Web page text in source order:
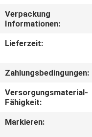
TRETEN
SIE
MIT
IN
VERBINDUNG
FORDERN
Verpackung
Informationen:
Lieferzeit:
Zahlungsbedingungen:
Versorgungsmaterial-
Fähigkeit:
Markieren: